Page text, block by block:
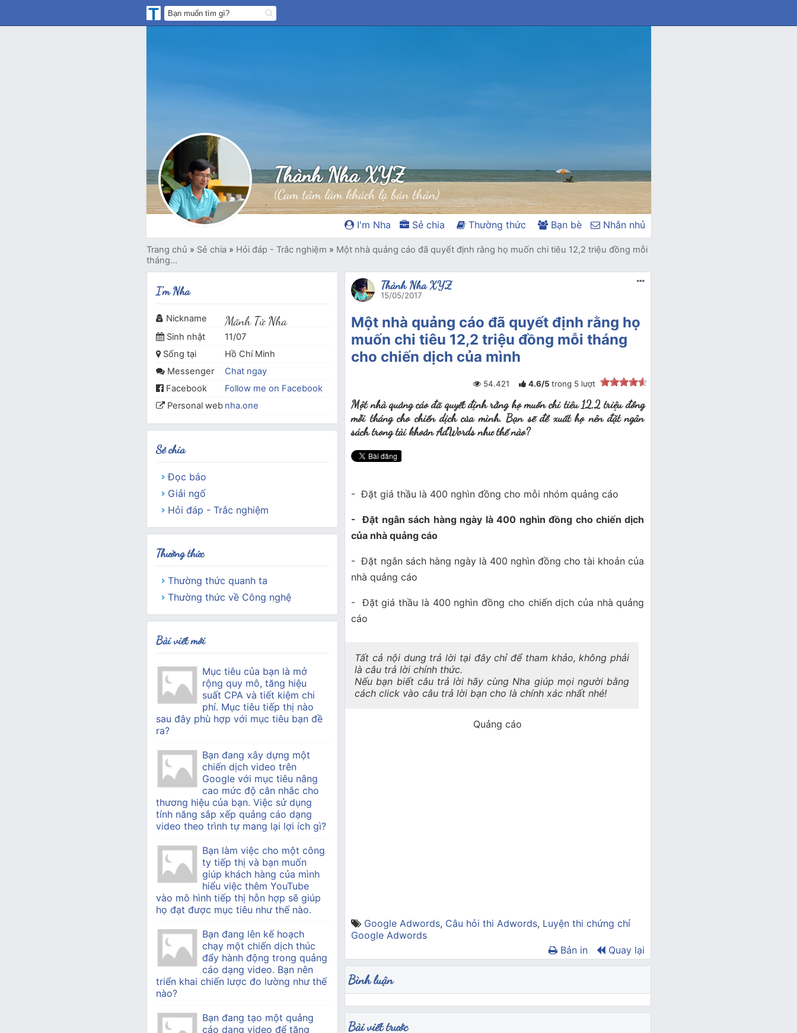
Thành Nha XYZ
(Cam tâm làm khách lạ bản thân)
I'm Nha Sẻ chia Thường thức Bạn bè Nhắn nhủ
Trang chủ » Sẻ chia » Hỏi đáp - Trắc nghiệm » Một nhà quảng cáo đã quyết định rằng họ muốn chi tiêu 12,2 triệu đồng mỗi
tháng...
Thành Nha XYZ
15/05/2017
Một nhà quảng cáo đã quyết định rằng họ
muốn chi tiêu 12,2 triệu đồng mỗi tháng
cho chiến dịch của mình
54.421 4.6/5 trong 5lượt
Một nhà quảng cáo đã quyết định rằng họ muốn chi tiêu 12,2 triệu đồng
mỗi tháng cho chiến dịch của mình. Bạn sẽ đề xuất họ nên đặt ngân
sách trong tài khoản AdWords như thế nào?
- Đặt giá thầu là 400 nghìn đồng cho mỗi nhóm quảng cáo
- Đặt ngân sách hàng ngày là 400 nghìn đồng cho chiến dịch
của nhà quảng cáo
- Đặt ngân sách hàng ngày là 400 nghìn đồng cho tài khoản của
nhà quảng cáo
- Đặt giá thầu là 400 nghìn đồng cho chiến dịch của nhà quảng
cáo
Tất cả nội dung trả lời tại đây chỉ để tham khảo, không phải
là câu trả lời chính thức.
Nếu bạn biết câu trả lời hãy cùng Nha giúp mọi người bằng
cách click vào câu trả lời bạn cho là chính xác nhất nhé!
Quảng cáo
Google Adwords, Câu hỏi thi Adwords, Luyện thi chứng chỉ
Google Adwords
Bản in
Quay lại
Bình luận
Bài viết trước
I'm Nha
Nickname Mãnh Tử Nha
Sinh nhật
11/07
Sống tại
Hồ Chí Minh
Messenger
Chat ngay
Facebook
Follow me on Facebook
Personal web nha.one
Sẻ chia
Đọc báo
Giải ngố
Hỏi đáp - Trắc nghiệm
Thường thức
Thường thức quanh ta
Thường thức về Công nghệ
Bài viết mới
Mục tiêu của bạn là mở
rộng quy mô, tăng hiệu
suất CPA và tiết kiệm chi
phí. Mục tiêu tiếp thị nào
sau đây phù hợp với mục tiêu bạn đề
ra?
Bạn đang xây dựng một
chiến dịch video trên
Google với mục tiêu nâng
cao mức độ cân nhắc cho
thương hiệu của bạn. Việc sử dụng
tính năng sắp xếp quảng cáo dạng
video theo trình tự mang lại lợi ích gì?
Bạn làm việc cho một công
ty tiếp thị và bạn muốn
giúp khách hàng của mình
hiểu việc thêm YouTube
vào mô hình tiếp thị hỗn hợp sẽ giúp
họ đạt được mục tiêu như thế nào.
Bạn đang lên kế hoạch
chạy một chiến dịch thúc
đẩy hành động trong quảng
cáo dạng video. Bạn nên
triển khai chiến lược đo lường như thế
nào?
Bạn đang tạo một quảng
cáo dạng video để tăng